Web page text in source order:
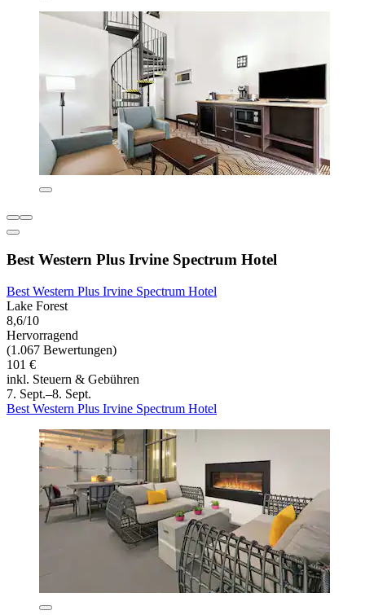
Best Western Plus Irvine Spectrum Hotel
Best Western Plus Irvine Spectrum Hotel
Lake Forest
8,6/10
Hervorragend
(1.067 Bewertungen)
101 €
inkl. Steuern & Gebühren
7. Sept.–8. Sept.
Best Western Plus Irvine Spectrum Hotel